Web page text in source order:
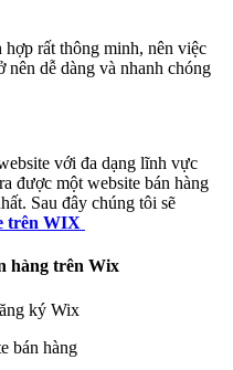
rất thông minh, nên việc
nên dễ dàng và nhanh chóng
với đa dạng lĩnh vực
được một website bán hàng
Sau đây chúng tôi sẽ
trên WIX
hàng trên Wix
ký Wix
bán hàng